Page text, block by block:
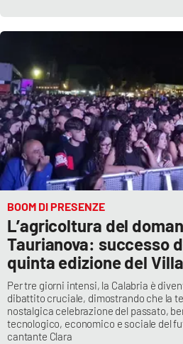
BOOM DI PRESENZE
L’agricoltura del
Taurianova: successo
quinta edizione del
Per tre giorni intensi, la Calabria è
dibattito cruciale, dimostrando che la
nostalgica celebrazione del passato,
tecnologico, economico e sociale del
cantante Clara